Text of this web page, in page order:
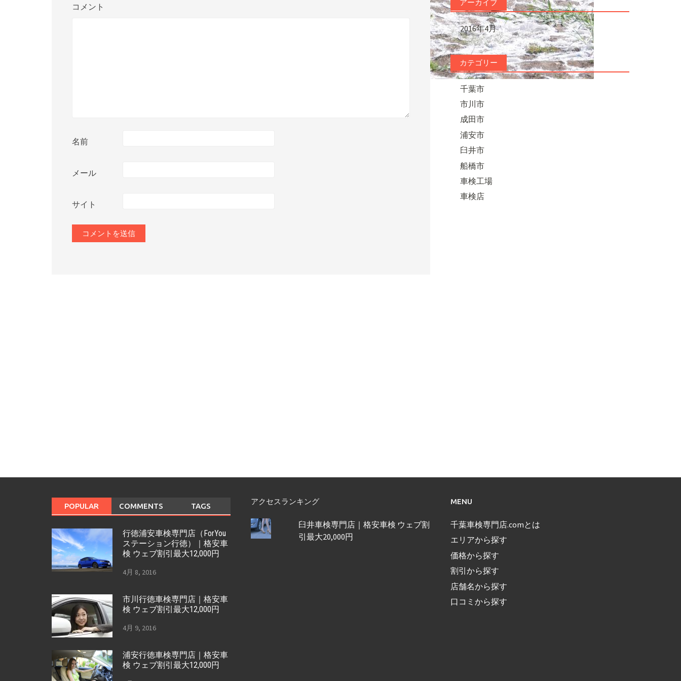
コメント
名前
メール
サイト
アーカイブ
2016年4月
カテゴリー
千葉市
市川市
成田市
浦安市
臼井市
船橋市
車検工場
車検店
POPULAR COMMENTS TAGS
行徳浦安車検専門店（ForYou
ステーション行徳）｜格安車
検 ウェブ割引最大12,000円
4月 8, 2016
市川行徳車検専門店｜格安車
検 ウェブ割引最大12,000円
4月 9, 2016
浦安行徳車検専門店｜格安車
検 ウェブ割引最大12,000円
アクセスランキング
臼井車検専門店｜格安車検 ウェブ割
引最大20,000円
MENU
千葉車検専門店.comとは
エリアから探す
価格から探す
割引から探す
店舗名から探す
口コミから探す